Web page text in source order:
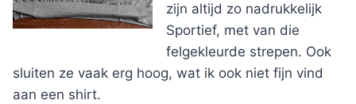
zijn altijd zo nadrukkelijk
Sportief, met van die
felgekleurde strepen. Ook
sluiten ze vaak erg hoog, wat ik ook niet fijn vind
aan een shirt.